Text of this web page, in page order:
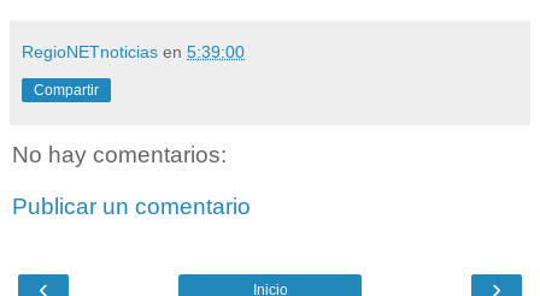
RegioNETnoticias en 5:39:00
Compartir
No hay comentarios:
Publicar un comentario
‹ ›
Inicio